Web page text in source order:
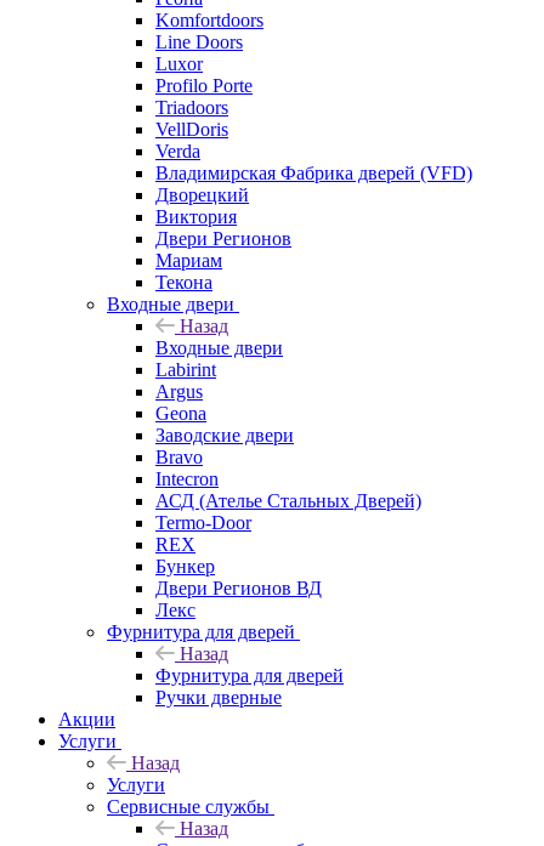
Komfortdoors
Line Doors
Luxor
Profilo Porte
Triadoors
VellDoris
Verda
Владимирская Фабрика дверей (VFD)
Дворецкий
Виктория
Двери Регионов
Мариам
Текона
Входные двери
Назад
Входные двери
Labirint
Argus
Geona
Заводские двери
Bravo
Intecron
АСД (Ателье Стальных Дверей)
Termo-Door
REX
Бункер
Двери Регионов ВД
Лекс
Фурнитура для дверей
Назад
Фурнитура для дверей
Ручки дверные
Акции
Услуги
Назад
Услуги
Сервисные службы
Назад